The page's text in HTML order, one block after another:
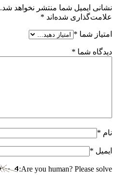
نشانی ایمیل شما منتشر نخواهد شد.
علامت‌گذاری شده‌اند *
امتیاز شما *
دیدگاه شما *
نام *
ایمیل *
Are you human? Please solve: